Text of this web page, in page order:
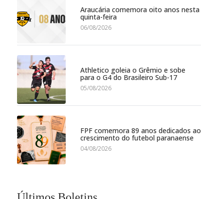
Araucária comemora oito anos nesta
quinta-feira
06/08/2026
Athletico goleia o Grêmio e sobe
para o G4 do Brasileiro Sub-17
05/08/2026
FPF comemora 89 anos dedicados ao
crescimento do futebol paranaense
04/08/2026